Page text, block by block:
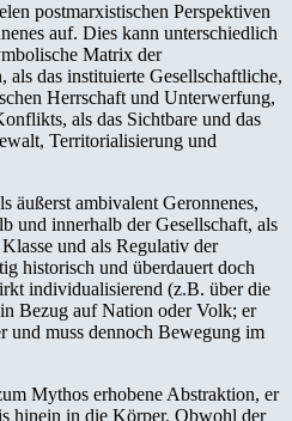
postmarxistischen Perspektiven
auf. Dies kann unterschiedlich
Matrix der
als das instituierte Gesellschaftliche,
Herrschaft und Unterwerfung,
als das Sichtbare und das
Territorialisierung und
äußerst ambivalent Geronnenes,
und innerhalb der Gesellschaft, als
und als Regulativ der
historisch und überdauert doch
individualisierend (z.B. über die
Bezug auf Nation oder Volk; er
und muss dennoch Bewegung im
Mythos erhobene Abstraktion, er
hinein in die Körper. Obwohl der